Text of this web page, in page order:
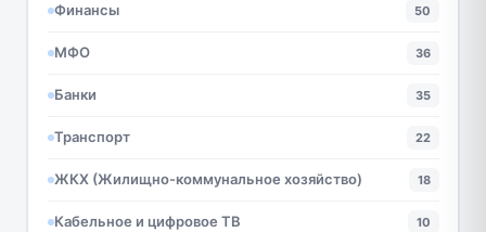
Финансы 50
МФО 36
Банки 35
Транспорт 22
ЖКХ (Жилищно-коммунальное хозяйство) 18
Кабельное и цифровое ТВ 10